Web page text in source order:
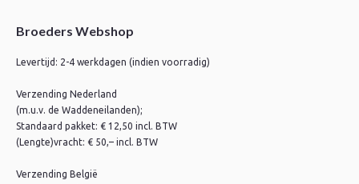
Broeders Webshop
Levertijd: 2-4 werkdagen (indien voorradig)
Verzending Nederland
(m.u.v. de Waddeneilanden);
Standaard pakket: € 12,50 incl. BTW
(Lengte)vracht: € 50,– incl. BTW
Verzending België